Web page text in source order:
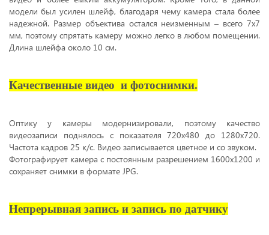
модели был усилен шлейф, благодаря чему камера стала более
надежной. Размер объектива остался неизменным – всего 7х7
мм, поэтому спрятать камеру можно легко в любом помещении.
Длина шлейфа около 10 см.
Качественные видео и фотоснимки.
Оптику у камеры модернизировали, поэтому качество
видеозаписи поднялось с показателя 720х480 до 1280х720.
Частота кадров 25 к/с. Видео записывается цветное и со звуком.
Фотографирует камера с постоянным разрешением 1600х1200 и
сохраняет снимки в формате JPG.
Непрерывная запись и запись по датчику